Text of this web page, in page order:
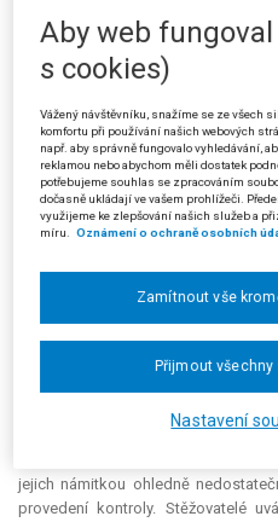
podrobně vyjádřil magistrát,
spodní hranice možného sankčního
maximální hranice stanovené pro
přiměřenou. Žalovaný i krajský
krajský soud tak vyhodnotil danou
Žalobce a) [stěžovatel a)] a
rozhodnutí krajského soudu kasační
přestupkového jednání nedopustili.
zastupoval i stěžovatele b). Z
stěžovatel b) podle svého
dosavadní správní rozhodnutí má
že fakticky kontrole nebránil, pouze
také, že během kontroly byl
stěžovatel a) nesouhlasil a vidí v
dehonestovat jeho osobu.
jejich námitkou ohledně
provedení kontroly. Stěžovatelé
Aby web
s cookies)
Vážený návštěvníku, snažíme se ze všech
komfortu při používání našich webových
např. aby správně fungovalo vyhledávání,
reklamou nebo abychom měli dostatek
potřebujeme souhlas se zpracováním
dočasně ukládají ve vašem prohlížeči.
využijeme ke zlepšování našich služeb a
míru.
Oznámení o ochraně osobních
Nastavení
Zamítnout vše
Přijmout